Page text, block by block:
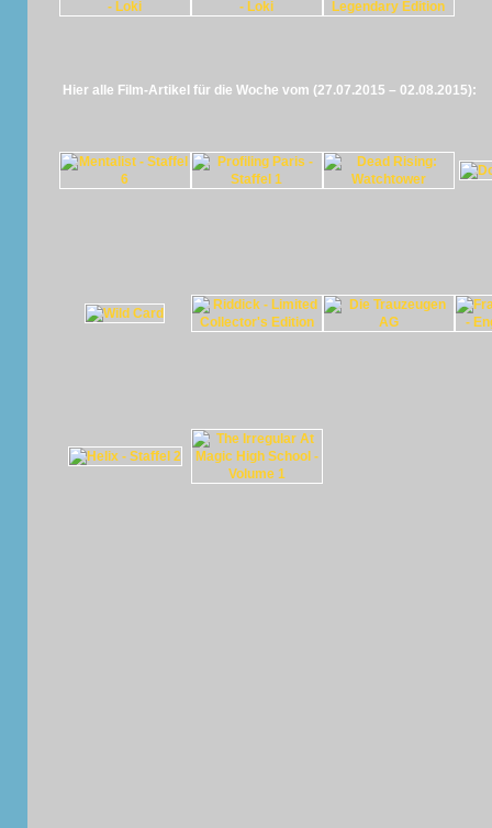
Hier alle Film-Artikel für die Woche vom (27.07.2015 – 02.08.2015):